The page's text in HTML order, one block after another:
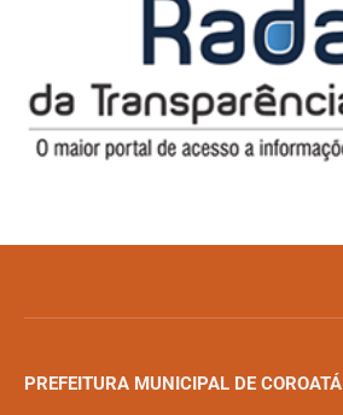
PREFEITURA MUNICIPAL DE COROATÁ